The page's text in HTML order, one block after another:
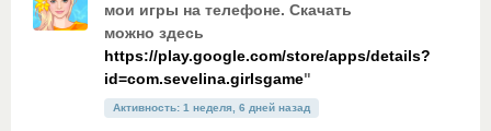
мои игры на телефоне. Скачать
можно здесь
https://play.google.com/store/apps/details?
id=com.sevelina.girlsgame"
Активность: 1 неделя, 6 дней назад